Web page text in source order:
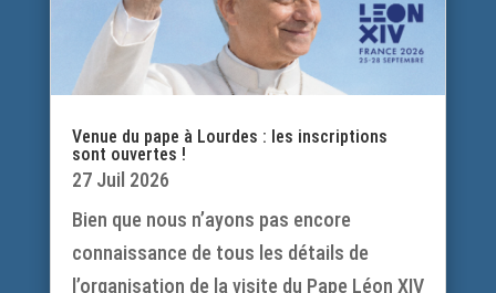
Venue du pape à Lourdes : les inscriptions
sont ouvertes !
27 Juil 2026
Bien que nous n’ayons pas encore
connaissance de tous les détails de
l’organisation de la visite du Pape Léon XIV